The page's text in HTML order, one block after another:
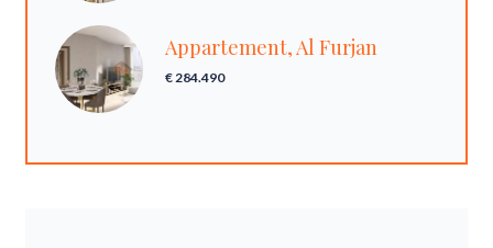
Appartement, Al Furjan
€ 284.490